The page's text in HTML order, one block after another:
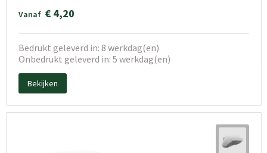
Vanaf € 4,20
Bedrukt geleverd in: 8 werkdag(en)
Onbedrukt geleverd in: 5 werkdag(en)
Bekijken